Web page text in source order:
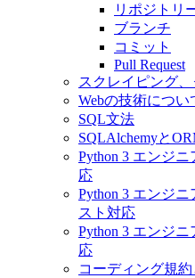
リポジトリ
ブランチ
コミット
Pull Request
スクレイピング
Webの技術につい
SQL文法
SQLAlchemyと
Python 3 エンジ
応
Python 3 エンジ
スト対応
Python 3 エンジ
応
コーディング規約